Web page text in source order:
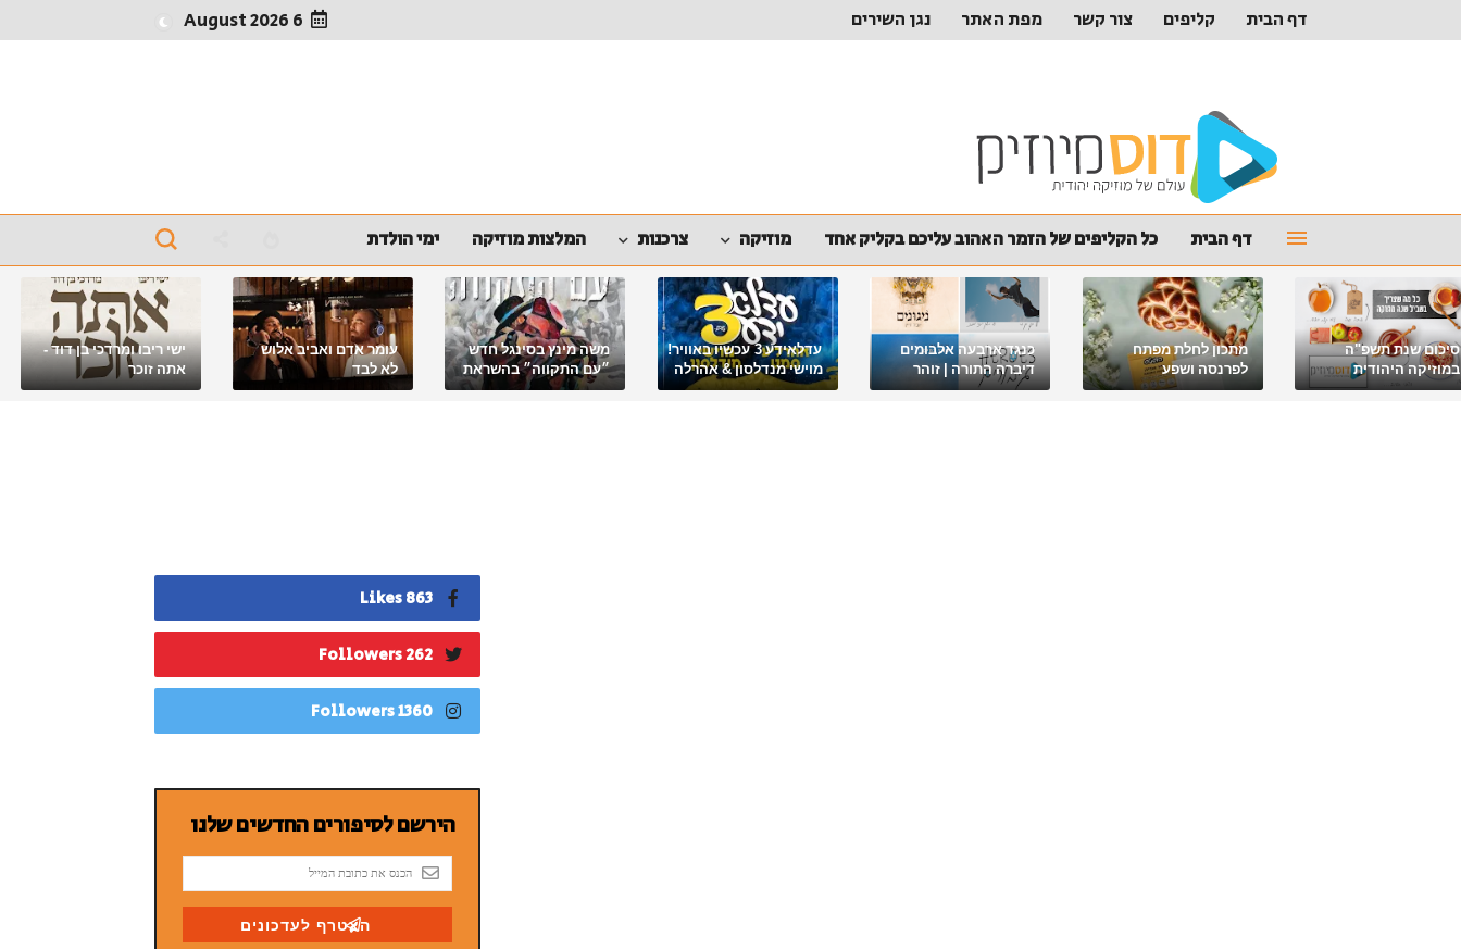
דף הבית קליפים צור קשר מפת האתר נגן השירים 6 August 2026
דף הבית כל הקליפים של הזמר האהוב עליכם בקליק אחד מוזיקה צרכנות המלצות מוזיקה ימי הולדת
סיכום שנת תשפ"ה
במוזיקה היהודית
מתכון לחלת מפתח
לפרנסה ושפע
כנגד ארבעה אלבומים
דיברה התורה | זוהר
מלאכי
עדלאידע 3 עכשיו באוויר!
מוישי מנדלסון & אהרלה
סאמעט באלבום פורימי
משה מינץ בסינגל חדש
״עם התקווה״ בהשראת
ארגון "ביחד ננצח"
עומר אדם ואביב אלוש
לא לבד
ישי ריבו ומרדכי בן דוד -
אתה זוכר
863 Likes
262 Followers
1360 Followers